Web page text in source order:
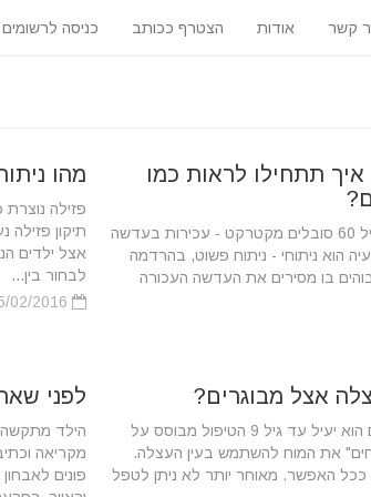
קשר אודות הצטרף ככותב כניסה לרשומים
תתחילו לראות כמו
אחוז נכבד מהאנשים מעל לגיל 60 סובלים מקטרקט - עכירות בעדשה
הוא ניתוחי - ניתוח פשוט, בהרדמה
בו מסירים את העדשה העכורה
מהו
פזילה
תיקון פזילה
אצל ילדים
לבחור בין...
אצל מבוגרים?
הטיפול בעין עצלה אצל ילדים הוא יעיל עד גיל 9 הטיפול מבוסס על
את המוח להשתמש בעין העצלה.
האפשר. מאוחר יותר לא ניתן לטפל
לפני
הילד מתקשה
מקריאה
פונים